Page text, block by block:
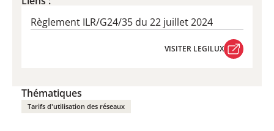
Règlement ILR/G24/35 du 22 juillet 2024
VISITER LEGILUX
Thématiques
Tarifs d'utilisation des réseaux